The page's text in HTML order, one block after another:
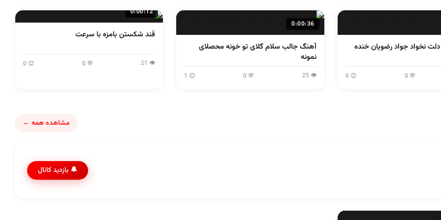
نخواد جواد رضویان خنده
💬 0
😊 0
0:00:36
آهنگ جالب سلام گلای تو خونه محصلای
نمونه
👁 25
💬 0
😊 1
0:00:12
قند شکستن بامزه با سرعت
👁 21
💬 0
😊 0
مشاهده همه ←
🔔 بازدید کانال